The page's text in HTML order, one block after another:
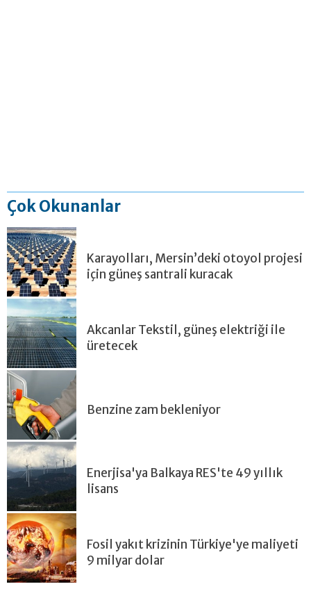
Çok Okunanlar
Karayolları, Mersin’deki otoyol projesi
için güneş santrali kuracak
Akcanlar Tekstil, güneş elektriği ile
üretecek
Benzine zam bekleniyor
Enerjisa'ya Balkaya RES'te 49 yıllık
lisans
Fosil yakıt krizinin Türkiye'ye maliyeti
9 milyar dolar